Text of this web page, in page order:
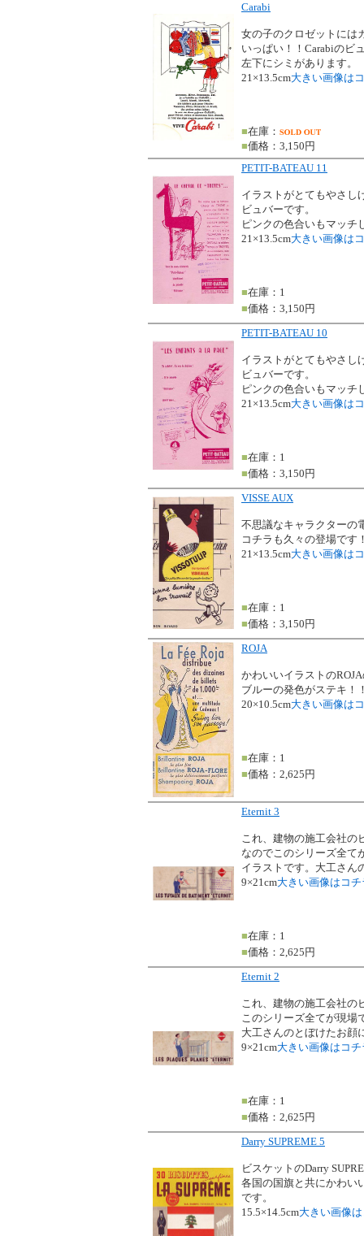
Carabi
女の子のクロゼットには
いっぱい！！Carabiのビ
左下にシミがあります。
21×13.5cm大きい画像は
■在庫：
■価格：3,150円
PETIT-BATEAU 11
イラストがとてもやさし
ビュバーです。
ピンクの色合いもマッチ
21×13.5cm大きい画像は
■在庫：1
■価格：3,150円
PETIT-BATEAU 10
イラストがとてもやさし
ビュバーです。
ピンクの色合いもマッチ
21×13.5cm大きい画像は
■在庫：1
■価格：3,150円
VISSE AUX
不思議なキャラクターの
コチラも久々の登場です
21×13.5cm大きい画像は
■在庫：1
■価格：3,150円
ROJA
かわいいイラストの
ブルーの発色がステキ！
20×10.5cm大きい画像は
■在庫：1
■価格：2,625円
Eternit 3
これ、建物の施工会社の
なのでこのシリーズ全て
イラストです。大工さん
9×21cm大きい画像はコ
■在庫：1
■価格：2,625円
Eternit 2
これ、建物の施工会社の
このシリーズ全てが現場
大工さんのとぼけたお顔
9×21cm大きい画像はコ
■在庫：1
■価格：2,625円
Darry SUPREME 5
ビスケットのDarry
各国の国旗と共にかわい
です。
15.5×14.5cm大きい画像